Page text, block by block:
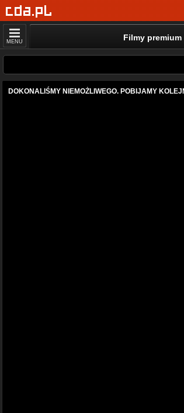
MENU Filmy premium
DOKONALIŚMY NIEMOŻLIWEGO. POBIJAMY